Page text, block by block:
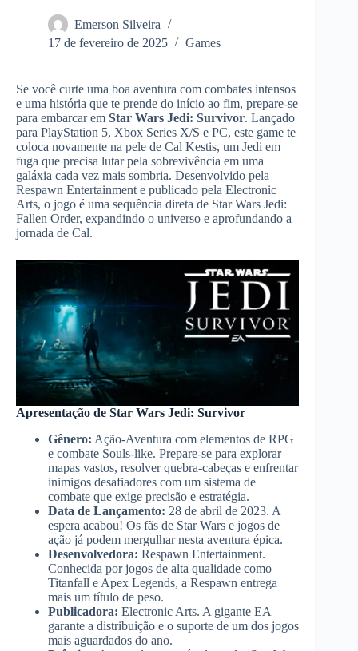
Emerson Silveira
17 de fevereiro de 2025
Games
Se você curte uma boa aventura com combates intensos
e uma história que te prende do início ao fim, prepare-se
para embarcar em Star Wars Jedi: Survivor. Lançado
para PlayStation 5, Xbox Series X/S e PC, este game te
coloca novamente na pele de Cal Kestis, um Jedi em
fuga que precisa lutar pela sobrevivência em uma
galáxia cada vez mais sombria. Desenvolvido pela
Respawn Entertainment e publicado pela Electronic
Arts, o jogo é uma sequência direta de Star Wars Jedi:
Fallen Order, expandindo o universo e aprofundando a
jornada de Cal.
Apresentação de Star Wars Jedi: Survivor
Gênero: Ação-Aventura com elementos de RPG
e combate Souls-like. Prepare-se para explorar
mapas vastos, resolver quebra-cabeças e enfrentar
inimigos desafiadores com um sistema de
combate que exige precisão e estratégia.
Data de Lançamento: 28 de abril de 2023. A
espera acabou! Os fãs de Star Wars e jogos de
ação já podem mergulhar nesta aventura épica.
Desenvolvedora: Respawn Entertainment.
Conhecida por jogos de alta qualidade como
Titanfall e Apex Legends, a Respawn entrega
mais um título de peso.
Publicadora: Electronic Arts. A gigante EA
garante a distribuição e o suporte de um dos jogos
mais aguardados do ano.